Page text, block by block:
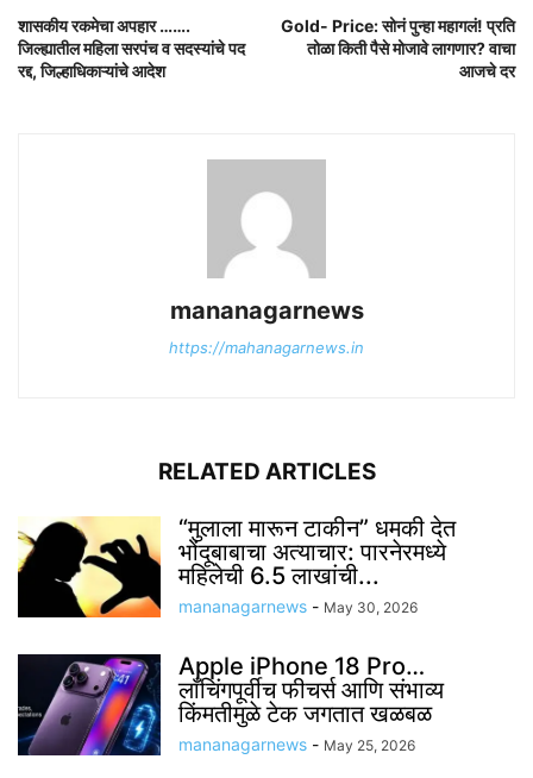
शासकीय रकमेचा अपहार …….
जिल्ह्यातील महिला सरपंच व सदस्यांचे पद
रद्द, जिल्हाधिकाऱ्यांचे आदेश
Gold- Price: सोनं पुन्हा महागलं! प्रति
तोळा किती पैसे मोजावे लागणार? वाचा
आजचे दर
mananagarnews
https://mahanagarnews.in
RELATED ARTICLES
“मुलाला मारून टाकीन” धमकी देत
भोंदूबाबाचा अत्याचार: पारनेरमध्ये
महिलेची 6.5 लाखांची...
mananagarnews - May 30, 2026
Apple iPhone 18 Pro…
लाँचिंगपूर्वीच फीचर्स आणि संभाव्य
किंमतीमुळे टेक जगतात खळबळ
mananagarnews - May 25, 2026